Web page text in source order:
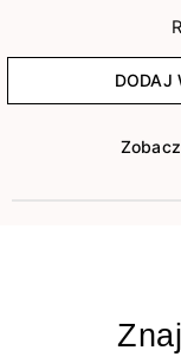
DODAJ